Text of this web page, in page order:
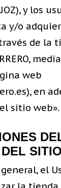
y los
y/o
de la
web
en
sitio web».
el